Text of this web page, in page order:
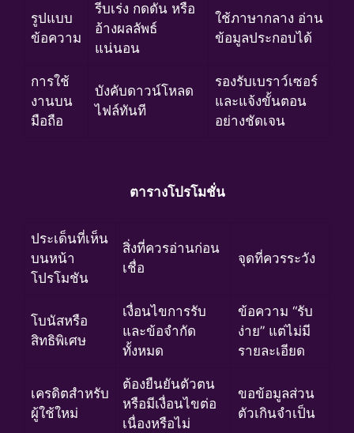
รูปแบบ
ข้อความ
รีบเร่ง กดดัน หรือ
อ้างผลลัพธ์
แน่นอน
ใช้ภาษากลาง อ่าน
ข้อมูลประกอบได้
การใช้
งานบน
มือถือ
บังคับดาวน์โหลด
ไฟล์ทันที
รองรับเบราว์เซอร์
และแจ้งขั้นตอน
อย่างชัดเจน
ตารางโปรโมชั่น
ประเด็นที่เห็น
บนหน้า
โปรโมชัน
สิ่งที่ควรอ่านก่อน
เชื่อ
จุดที่ควรระวัง
โบนัสหรือ
สิทธิพิเศษ
เงื่อนไขการรับ
และข้อจำกัด
ทั้งหมด
ข้อความ “รับ
ง่าย” แต่ไม่มี
รายละเอียด
เครดิตสำหรับ
ผู้ใช้ใหม่
ต้องยืนยันตัวตน
หรือมีเงื่อนไขต่อ
เนื่องหรือไม่
ขอข้อมูลส่วน
ตัวเกินจำเป็น